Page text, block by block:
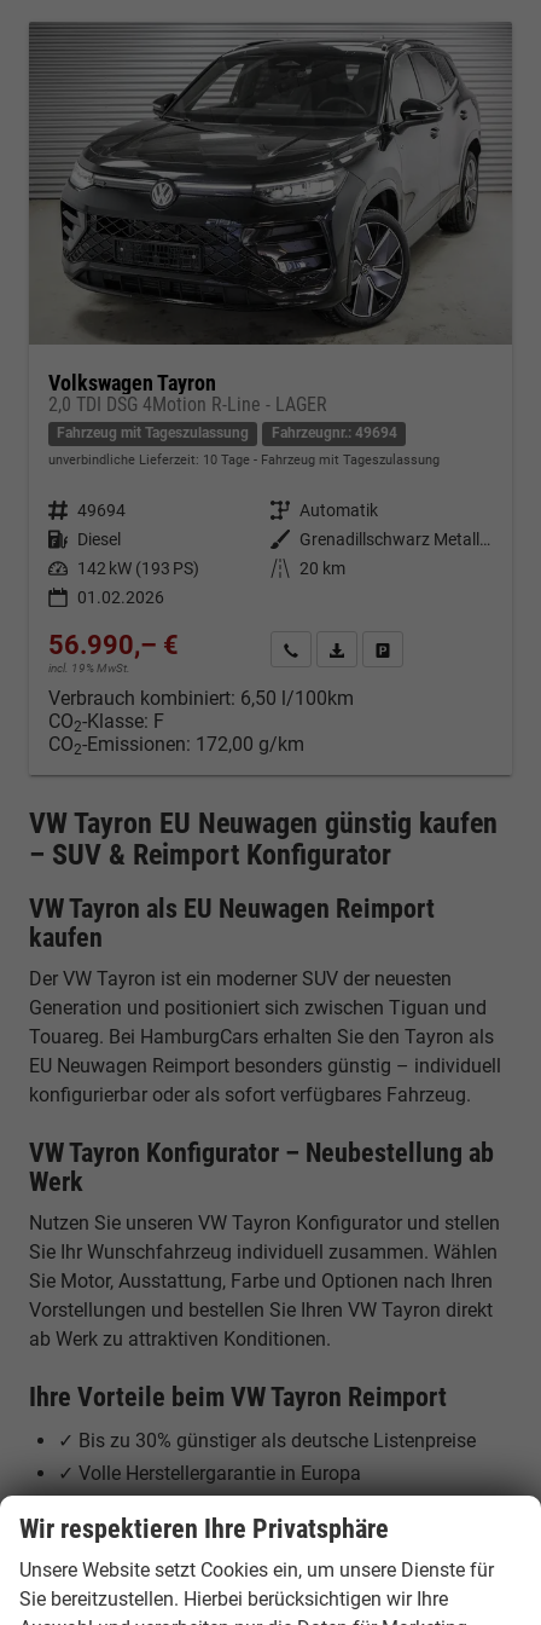
Volkswagen Tayron
2,0 TDI DSG 4Motion R-Line - LAGER
Fahrzeug mit Tageszulassung Fahrzeugnr.: 49694
unverbindliche Lieferzeit: 10 Tage Fahrzeug mit Tageszulassung
Fahrzeugnr. 49694 Getriebe Automatik
Kraftstoff Diesel Außenfarbe
Grenadillschwarz Metallic (2T)
Leistung 142 kW (193 PS) Kilometerstand
20 km
01.02.2026
56.990,– €
incl. 19% MwSt.
Kontakt & Angebot anfordern
PDF-Datei, Fahrzeugexposé
Verbrauch kombiniert: 6,50 l/100km
CO2-Klasse: F
CO2-Emissionen: 172,00 g/km
VW Tayron EU Neuwagen günstig kaufen
– SUV & Reimport Konfigurator
VW Tayron als EU Neuwagen Reimport
kaufen
Der VW Tayron ist ein moderner SUV der neuesten
Generation und positioniert sich zwischen Tiguan und
Touareg. Bei HamburgCars erhalten Sie den Tayron als
EU Neuwagen Reimport besonders günstig – individuell
konfigurierbar oder als sofort verfügbares Fahrzeug.
VW Tayron Konfigurator – Neubestellung ab
Werk
Nutzen Sie unseren VW Tayron Konfigurator und stellen
Sie Ihr Wunschfahrzeug individuell zusammen. Wählen
Sie Motor, Ausstattung, Farbe und Optionen nach Ihren
Vorstellungen und bestellen Sie Ihren VW Tayron direkt
ab Werk zu attraktiven Konditionen.
Ihre Vorteile beim VW Tayron Reimport
✓ Bis zu 30% günstiger als deutsche Listenpreise
✓ Volle Herstellergarantie in Europa
✓ Moderne Benzin-, Diesel- und Hybridmotoren
✓ Individuelle Neubestellung ab Werk möglich
Wir respektieren Ihre Privatsphäre
Unsere Website setzt Cookies ein, um unsere Dienste für
Sie bereitzustellen. Hierbei berücksichtigen wir Ihre